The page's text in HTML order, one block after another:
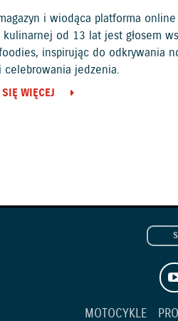
i wiodąca platforma
od 13 lat jest głosem
inspirując do odkrywania
celebrowania jedzenia.
WIĘCEJ
MOTOCYKLE